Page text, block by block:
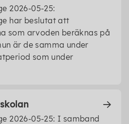
2026-05-25:
har beslutat att
som arvoden beräknas på
är de samma under
som under
2026-05-25: I samband